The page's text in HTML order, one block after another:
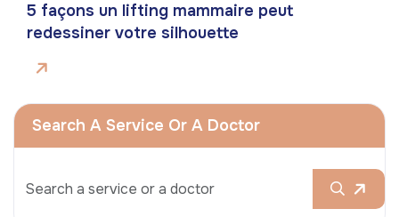
5 façons un lifting mammaire peut
redessiner votre silhouette
Search A Service Or A Doctor